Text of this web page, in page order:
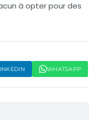
à opter pour des
WHATSAPP